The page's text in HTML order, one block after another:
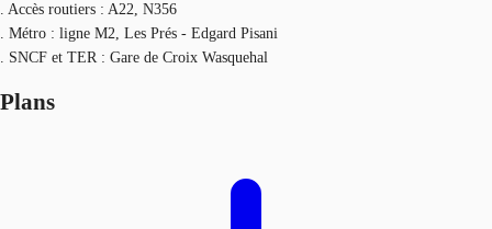
. Accès routiers : A22, N356
. Métro : ligne M2, Les Prés - Edgard Pisani
. SNCF et TER : Gare de Croix Wasquehal
Plans